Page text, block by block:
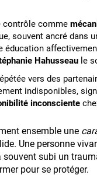
contrôle comme
souvent ancré dans
éducation
Hahusseau le
vers des
indisponibles,
inconsciente
ensemble une
Une personne
souvent subi un
pour se protéger.